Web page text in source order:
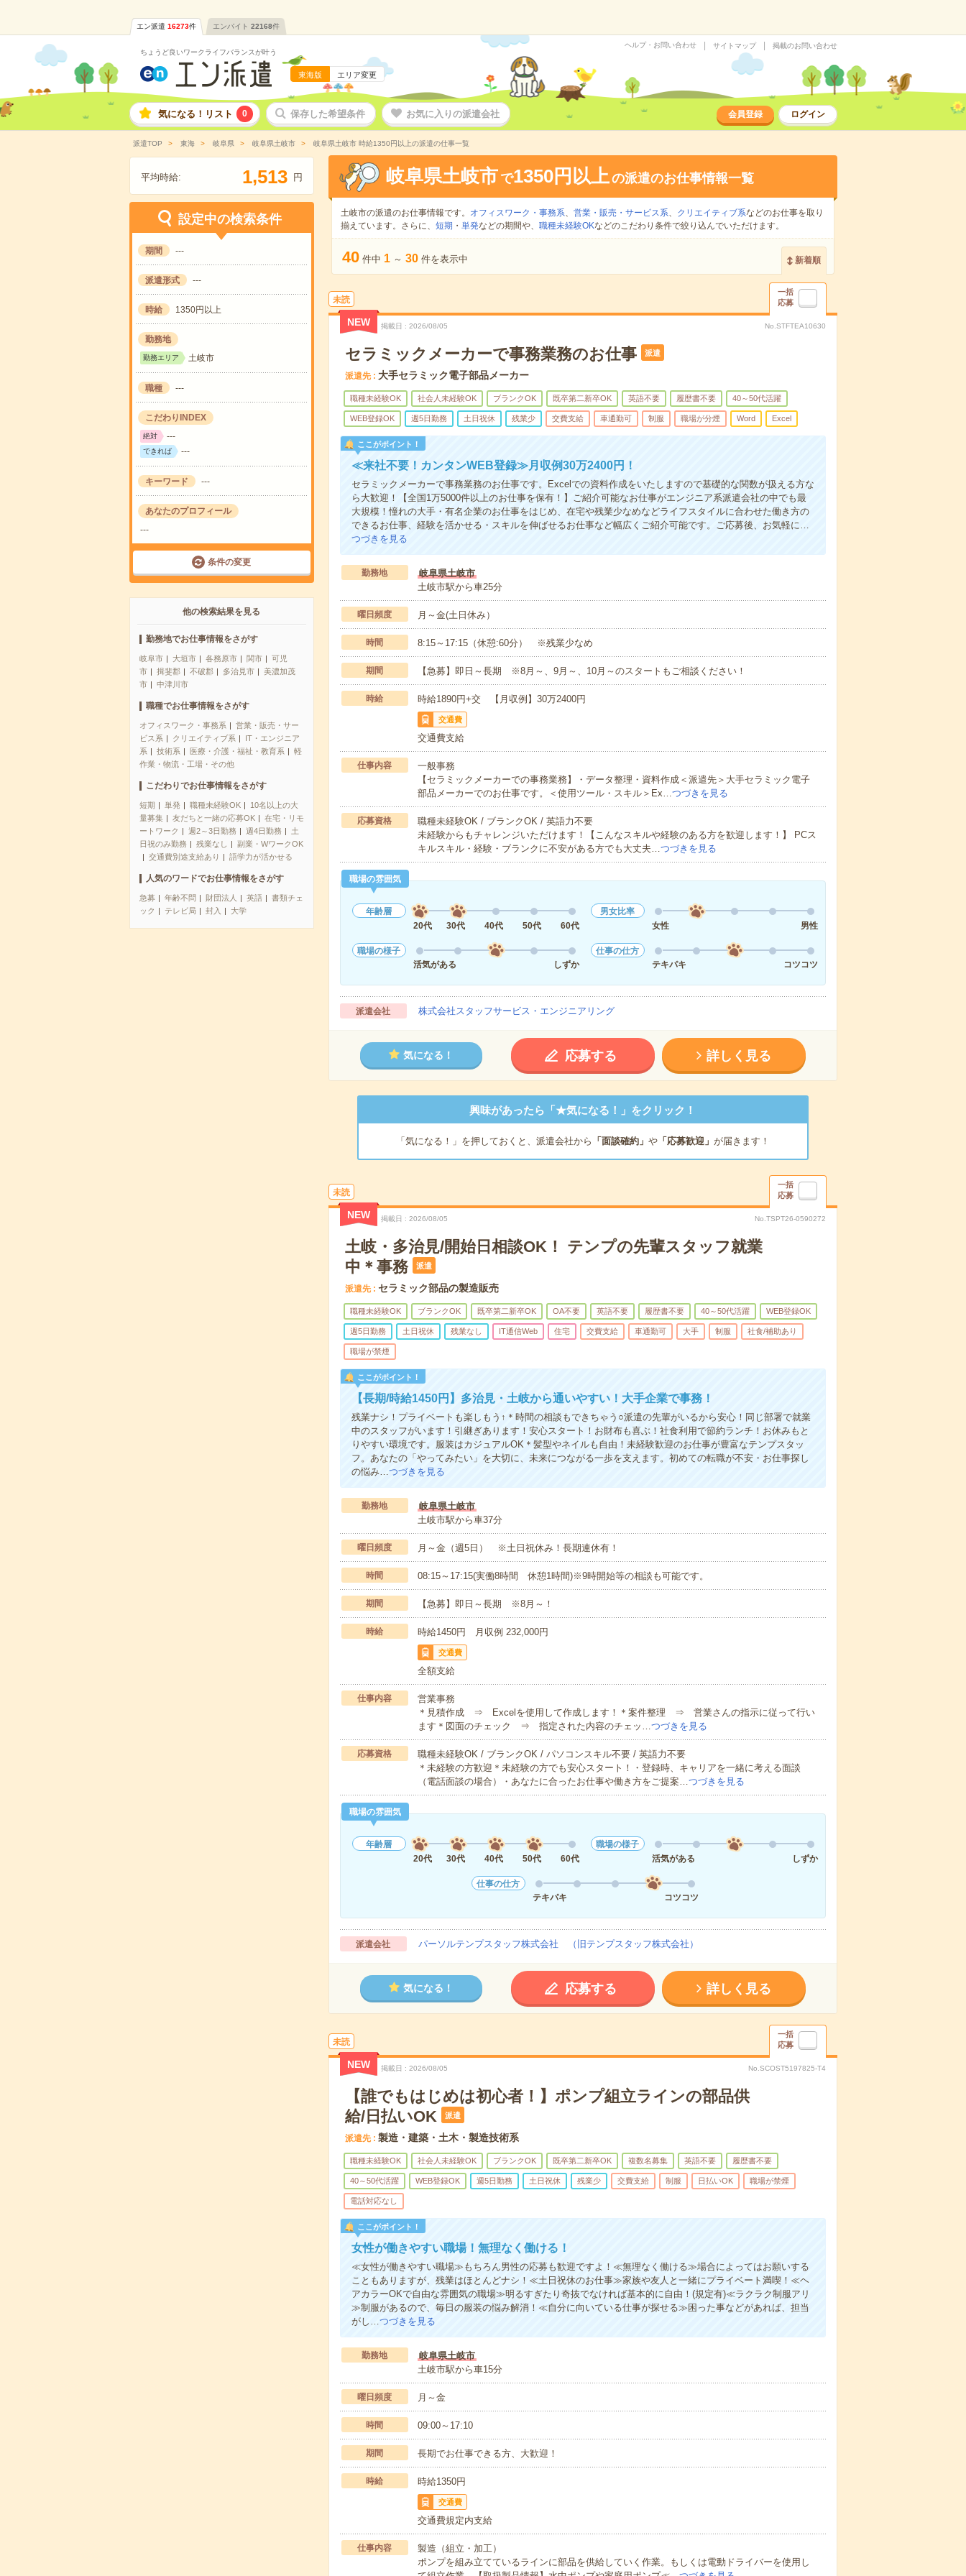
エン派遣 16273件 エンバイト 22168件
ちょうど良いワークライフバランスが叶う
東海版 エリア変更
ヘルプ・お問い合わせ サイトマップ 掲載のお問い合わせ
気になる！リスト 0 保存した希望条件 お気に入りの派遣会社 会員登録 ログイン
派遣TOP 東海 岐阜県 岐阜県土岐市 岐阜県土岐市 時給1350円以上の派遣の仕事一覧
平均時給: 1,513 円
設定中の検索条件
期間 ---
派遣形式 ---
時給 1350円以上
勤務地
勤務エリア 土岐市
職種 ---
こだわりINDEX
絶対 ---
できれば ---
キーワード ---
あなたのプロフィール
---
条件の変更
他の検索結果を見る
勤務地でお仕事情報をさがす
岐阜市 大垣市 各務原市 関市
可児
市
揖斐郡 不破郡 多治見市
美濃加茂
市
中津川市
職種でお仕事情報をさがす
オフィスワーク・事務系
営業・販売・サー
ビス系
クリエイティブ系
IT・エンジニア
系
技術系 医療・介護・福祉・教育系
軽
作業・物流・工場・その他
こだわりでお仕事情報をさがす
短期 単発 職種未経験OK
10名以上の大
量募集
友だちと一緒の応募OK
在宅・リモ
ートワーク
週2～3日勤務 週4日勤務
土
日祝のみ勤務
残業なし
副業・WワークOK
交通費別途支給あり
語学力が活かせる
人気のワードでお仕事情報をさがす
急募 年齢不問 財団法人 英語
書類チェ
ック
テレビ局 封入 大学
岐阜県土岐市 で1350円以上の派遣のお仕事情報一覧
土岐市の派遣のお仕事情報です。 オフィスワーク・事務系、 営業・販売・サービス系、 クリエイティブ系などのお仕事を取り
揃えています。さらに、 短期 ・ 単発などの期間や、 職種未経験OKなどのこだわり条件で絞り込んでいただけます。
40 件中 1 ～ 30 件を表示中 新着順
未読
一括
応募
NEW 掲載日 2026/08/05 No.STFTEA10630
セラミックメーカーで事務業務のお仕事 派遣
派遣先 大手セラミック電子部品メーカー
職種未経験OK 社会人未経験OK ブランクOK 既卒第二新卒OK 英語不要 履歴書不要 40～50代活躍
WEB登録OK 週5日勤務 土日祝休 残業少 交費支給 車通勤可 制服 職場が分煙 Word Excel
ここがポイント！
≪来社不要！カンタンWEB登録≫月収例30万2400円！
セラミックメーカーで事務業務のお仕事です。Excelでの資料作成をいたしますので基礎的な関数が扱える方な
ら大歓迎！【全国1万5000件以上のお仕事を保有！】ご紹介可能なお仕事がエンジニア系派遣会社の中でも最
大規模！憧れの大手・有名企業のお仕事をはじめ、在宅や残業少なめなどライフスタイルに合わせた働き方の
できるお仕事、経験を活かせる・スキルを伸ばせるお仕事など幅広くご紹介可能です。ご応募後、お気軽に…
つづきを見る
勤務地
岐阜県土岐市
土岐市駅から車25分
曜日頻度 月～金(土日休み）
時間 8:15～17:15（休憩:60分） ※残業少なめ
期間 【急募】即日～長期 ※8月～、9月～、10月～のスタートもご相談ください！
時給 時給1890円+交 【月収例】30万2400円
交通費
交通費支給
仕事内容
一般事務
【セラミックメーカーでの事務業務】・データ整理・資料作成＜派遣先＞大手セラミック電子
部品メーカーでのお仕事です。＜使用ツール・スキル＞Ex…つづきを見る
応募資格
職種未経験OK / ブランクOK / 英語力不要
未経験からもチャレンジいただけます！【こんなスキルや経験のある方を歓迎します！】 PCス
キルスキル・経験・ブランクに不安がある方でも大丈夫…つづきを見る
職場の雰囲気
年齢層
20代
30代 40代 50代 60代
男女比率
女性
男性
職場の様子
活気がある
しずか
仕事の仕方
テキパキ
コツコツ
派遣会社 株式会社スタッフサービス・エンジニアリング
気になる！ 応募する 詳しく見る
興味があったら「★気になる！」をクリック！
「気になる！」を押しておくと、派遣会社から 「面談確約」 や「応募歓迎」 が届きます！
未読
一括
応募
NEW 掲載日 2026/08/05 No.TSPT26-0590272
土岐・多治見/開始日相談OK！ テンプの先輩スタッフ就業
中＊事務
派遣
派遣先 セラミック部品の製造販売
職種未経験OK ブランクOK 既卒第二新卒OK OA不要 英語不要 履歴書不要 40～50代活躍 WEB登録OK
週5日勤務 土日祝休 残業なし IT通信Web 住宅 交費支給 車通勤可 大手 制服 社食/補助あり
職場が禁煙
ここがポイント！
【長期/時給1450円】多治見・土岐から通いやすい！大手企業で事務！
残業ナシ！プライベートも楽しもう↑＊時間の相談もできちゃう○派遣の先輩がいるから安心！同じ部署で就業
中のスタッフがいます！引継ぎあります！安心スタート！お財布も喜ぶ！社食利用で節約ランチ！お休みもと
りやすい環境です。服装はカジュアルOK＊髪型やネイルも自由！未経験歓迎のお仕事が豊富なテンプスタッ
フ。あなたの「やってみたい」を大切に、未来につながる一歩を支えます。初めての転職が不安・お仕事探し
の悩み…つづきを見る
勤務地
岐阜県土岐市
土岐市駅から車37分
曜日頻度 月～金（週5日） ※土日祝休み！長期連休有！
時間 08:15～17:15(実働8時間 休憩1時間)※9時開始等の相談も可能です。
期間 【急募】即日～長期 ※8月～！
時給 時給1450円 月収例 232,000円
交通費
全額支給
仕事内容
営業事務
＊見積作成 ⇒ Excelを使用して作成します！＊案件整理 ⇒ 営業さんの指示に従って行い
ます＊図面のチェック ⇒ 指定された内容のチェッ…つづきを見る
応募資格
職種未経験OK / ブランクOK / パソコンスキル不要 / 英語力不要
＊未経験の方歓迎＊未経験の方でも安心スタート！・登録時、キャリアを一緒に考える面談
（電話面談の場合）・あなたに合ったお仕事や働き方をご提案…つづきを見る
職場の雰囲気
年齢層
20代
30代 40代 50代 60代
職場の様子
活気がある
しずか
仕事の仕方
テキパキ
コツコツ
派遣会社 パーソルテンプスタッフ株式会社 （旧テンプスタッフ株式会社）
気になる！ 応募する 詳しく見る
未読
一括
応募
NEW 掲載日 2026/08/05 No.SCOST5197825-T4
【誰でもはじめは初心者！】ポンプ組立ラインの部品供
給/日払いOK
派遣
派遣先 製造・建築・土木・製造技術系
職種未経験OK 社会人未経験OK ブランクOK 既卒第二新卒OK 複数名募集 英語不要 履歴書不要
40～50代活躍 WEB登録OK 週5日勤務 土日祝休 残業少 交費支給 制服 日払いOK 職場が禁煙
電話対応なし
ここがポイント！
女性が働きやすい職場！無理なく働ける！
≪女性が働きやすい職場≫もちろん男性の応募も歓迎ですよ！≪無理なく働ける≫場合によってはお願いする
こともありますが、残業はほとんどナシ！≪土日祝休のお仕事≫家族や友人と一緒にプライベート満喫！≪ヘ
アカラーOKで自由な雰囲気の職場≫明るすぎたり奇抜でなければ基本的に自由！(規定有)≪ラクラク制服アリ
≫制服があるので、毎日の服装の悩み解消！≪自分に向いている仕事が探せる≫困った事などがあれば、担当
がし…つづきを見る
勤務地
岐阜県土岐市
土岐市駅から車15分
曜日頻度 月～金
時間 09:00～17:10
期間 長期でお仕事できる方、大歓迎！
時給 時給1350円
交通費
交通費規定内支給
仕事内容
製造（組立・加工）
ポンプを組み立てているラインに部品を供給していく作業。もしくは電動ドライバーを使用し